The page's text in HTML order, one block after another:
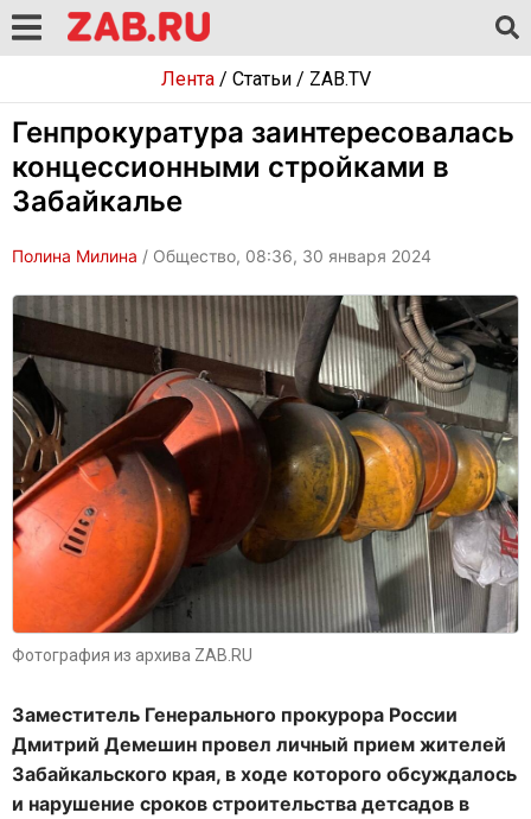
Лента/ Статьи/ ZAB.TV
Генпрокуратура заинтересовалась
концессионными стройками в
Забайкалье
Полина Милина / Общество, 08:36, 30 января 2024
Фотография из архива ZAB.RU
Заместитель Генерального прокурора России
Дмитрий Демешин провел личный прием жителей
Забайкальского края, в ходе которого обсуждалось
и нарушение сроков строительства детсадов в